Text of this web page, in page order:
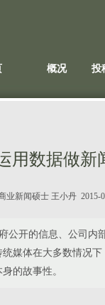
概况 投
用数据做新
业新闻硕士 王小丹2015-
开的信息、公司内
媒体在大多数情况
的故事性。